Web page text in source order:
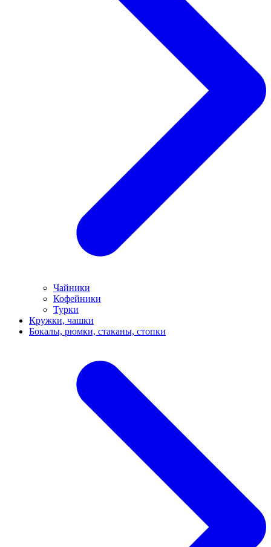
Чайники
Кофейники
Турки
Кружки, чашки
Бокалы, рюмки, стаканы, стопки